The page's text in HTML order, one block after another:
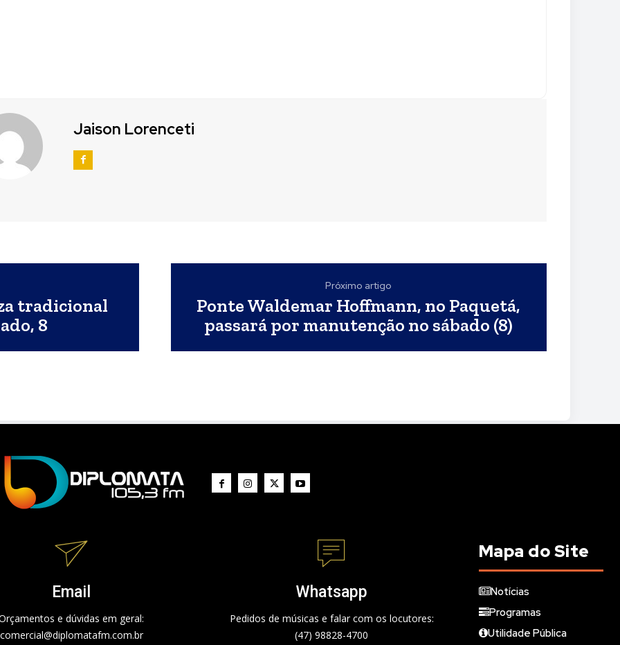
Jaison Lorenceti
tradicional
8
Próximo artigo
Ponte Waldemar Hoffmann, no Paquetá,
passará por manutenção no sábado (8)
Email
e dúvidas em geral:
comercial@diplomatafm.com.br
Whatsapp
Pedidos de músicas e falar com os locutores:
(47) 98828-4700
Mapa do Site
Notícias
Programas
Utilidade Pública